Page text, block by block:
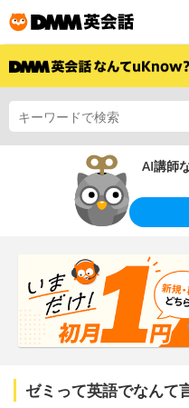
AI講師
ゼミって英語でなんて